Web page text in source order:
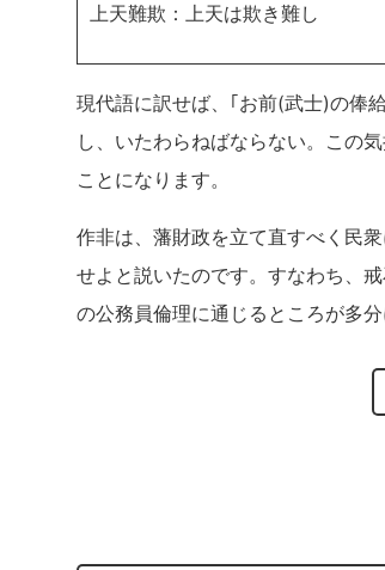
上天難欺：上天は欺き難し
現代語に訳せば、｢お前(武士)の俸
し、いたわらねばならない。この
ことになります。
作非は、藩財政を立て直すべく民
せよと説いたのです。すなわち、
の公務員倫理に通じるところが多分